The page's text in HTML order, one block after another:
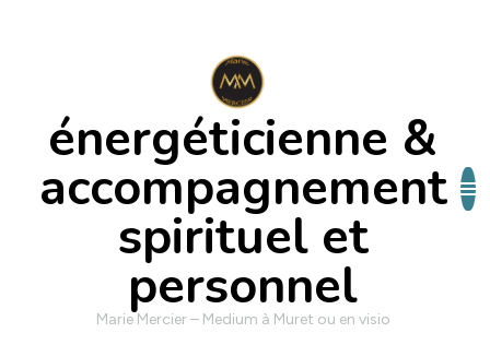
énergéticienne &
accompagnement
spirituel et
personnel
Marie Mercier – Medium à Muret ou en visio